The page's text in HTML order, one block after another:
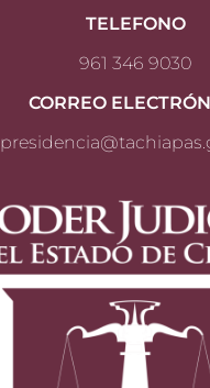
TELEFONO
961 346 9030
CORREO